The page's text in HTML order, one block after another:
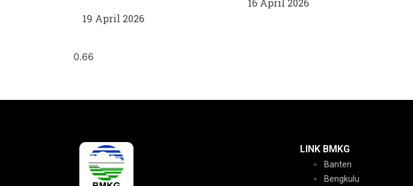
19 April 2026
16 April 2026
LINK BMKG
Banten
Bengkulu